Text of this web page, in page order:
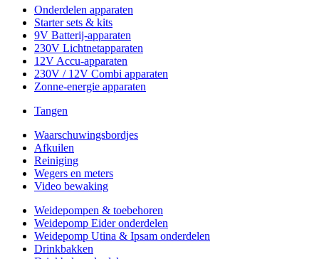
Onderdelen apparaten
Starter sets & kits
9V Batterij-apparaten
230V Lichtnetapparaten
12V Accu-apparaten
230V / 12V Combi apparaten
Zonne-energie apparaten
Tangen
Waarschuwingsbordjes
Afkuilen
Reiniging
Wegers en meters
Video bewaking
Weidepompen & toebehoren
Weidepomp Eider onderdelen
Weidepomp Utina & Ipsam onderdelen
Drinkbakken